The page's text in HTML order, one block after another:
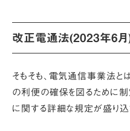
改正電通法(2023年6
そもそも、電気通信事業法
の利便の確保を図るために
に関する詳細な規定が盛り込